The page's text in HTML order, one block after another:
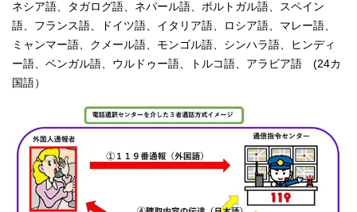
ネシア語、タガログ語、ネパール語、ポルトガル語、スペイン
語、フランス語、ドイツ語、イタリア語、ロシア語、マレー語、
ミャンマー語、クメール語、モンゴル語、シンハラ語、ヒンディ
ー語、ベンガル語、ウルドゥー語、トルコ語、アラビア語 (24カ
国語）